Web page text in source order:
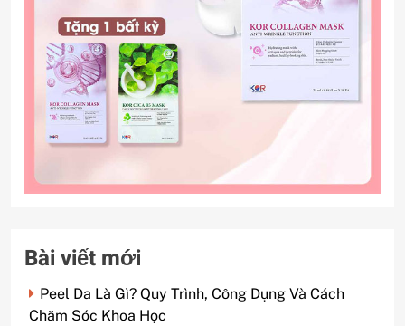
Bài viết mới
Peel Da Là Gì? Quy Trình, Công Dụng Và Cách
Chăm Sóc Khoa Học